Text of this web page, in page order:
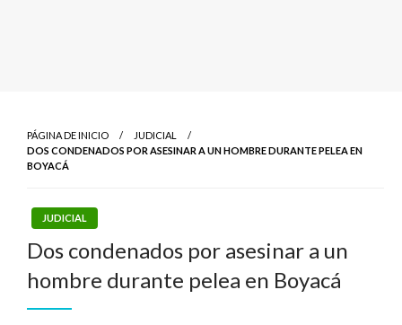
PÁGINA DE INICIO
JUDICIAL
DOS CONDENADOS POR ASESINAR A UN HOMBRE DURANTE PELEA EN
BOYACÁ
JUDICIAL
Dos condenados por asesinar a un
hombre durante pelea en Boyacá